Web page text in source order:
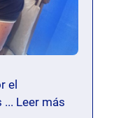
el
... Leer más